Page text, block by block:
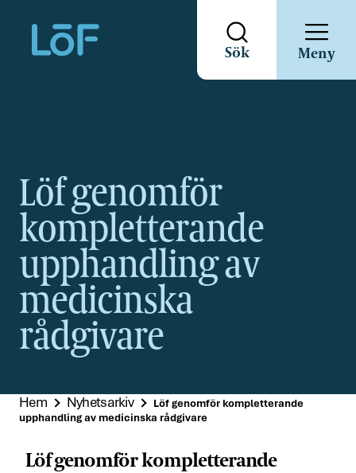
Direkt
till
Sök Meny
Löf genomför
kompletterande
upphandling av
medicinska
rådgivare
Hem Nyhetsarkiv
Löf genomför kompletterande
upphandling av medicinska rådgivare
Löf genomför kompletterande